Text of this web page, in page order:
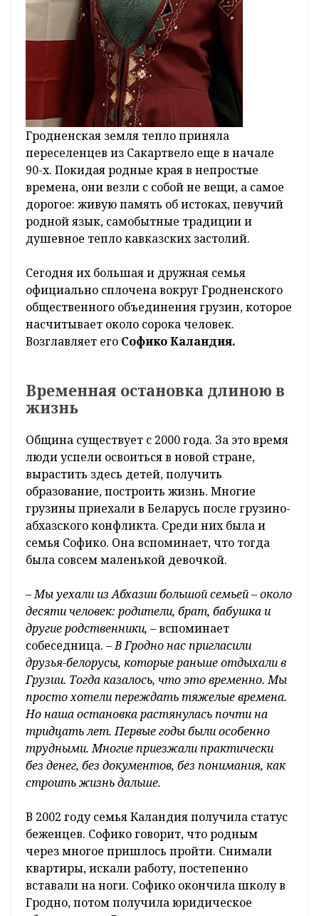
Гродненская земля тепло приняла
переселенцев из Сакартвело еще в начале
90-х. Покидая родные края в непростые
времена, они везли с собой не вещи, а самое
дорогое: живую память об истоках, певучий
родной язык, самобытные традиции и
душевное тепло кавказских застолий.
Сегодня их большая и дружная семья
официально сплочена вокруг Гродненского
общественного объединения грузин, которое
насчитывает около сорока человек.
Возглавляет его Софико Каландия.
Временная остановка длиною в
жизнь
Община существует с 2000 года. За это время
люди успели освоиться в новой стране,
вырастить здесь детей, получить
образование, построить жизнь. Многие
грузины приехали в Беларусь после грузино-
абхазского конфликта. Среди них была и
семья Софико. Она вспоминает, что тогда
была совсем маленькой девочкой.
– Мы уехали из Абхазии большой семьей – около
десяти человек: родители, брат, бабушка и
другие родственники, – вспоминает
собеседница. – В Гродно нас пригласили
друзья-белорусы, которые раньше отдыхали в
Грузии. Тогда казалось, что это временно. Мы
просто хотели переждать тяжелые времена.
Но наша остановка растянулась почти на
тридцать лет. Первые годы были особенно
трудными. Многие приезжали практически
без денег, без документов, без понимания, как
строить жизнь дальше.
В 2002 году семья Каландия получила статус
беженцев. Софико говорит, что родным
через многое пришлось пройти. Снимали
квартиры, искали работу, постепенно
вставали на ноги. Софико окончила школу в
Гродно, потом получила юридическое